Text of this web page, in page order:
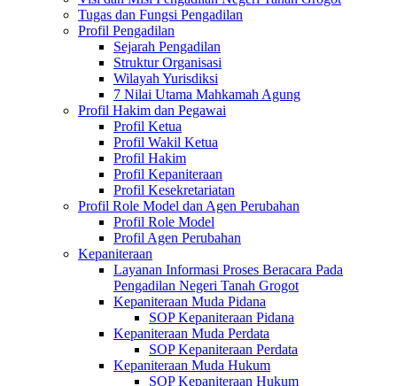
Tugas dan Fungsi Pengadilan
Profil Pengadilan
Sejarah Pengadilan
Struktur Organisasi
Wilayah Yurisdiksi
7 Nilai Utama Mahkamah Agung
Profil Hakim dan Pegawai
Profil Ketua
Profil Wakil Ketua
Profil Hakim
Profil Kepaniteraan
Profil Kesekretariatan
Profil Role Model dan Agen Perubahan
Profil Role Model
Profil Agen Perubahan
Kepaniteraan
Layanan Informasi Proses Beracara Pada
Pengadilan Negeri Tanah Grogot
Kepaniteraan Muda Pidana
SOP Kepaniteraan Pidana
Kepaniteraan Muda Perdata
SOP Kepaniteraan Perdata
Kepaniteraan Muda Hukum
SOP Kepaniteraan Hukum